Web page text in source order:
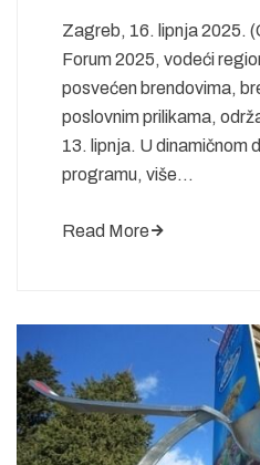
Zagreb, 16. lipnja 2025.
Forum 2025, vodeći
posvećen brendovima,
poslovnim prilikama,
13. lipnja. U dinamičnom
programu, više…
Read More